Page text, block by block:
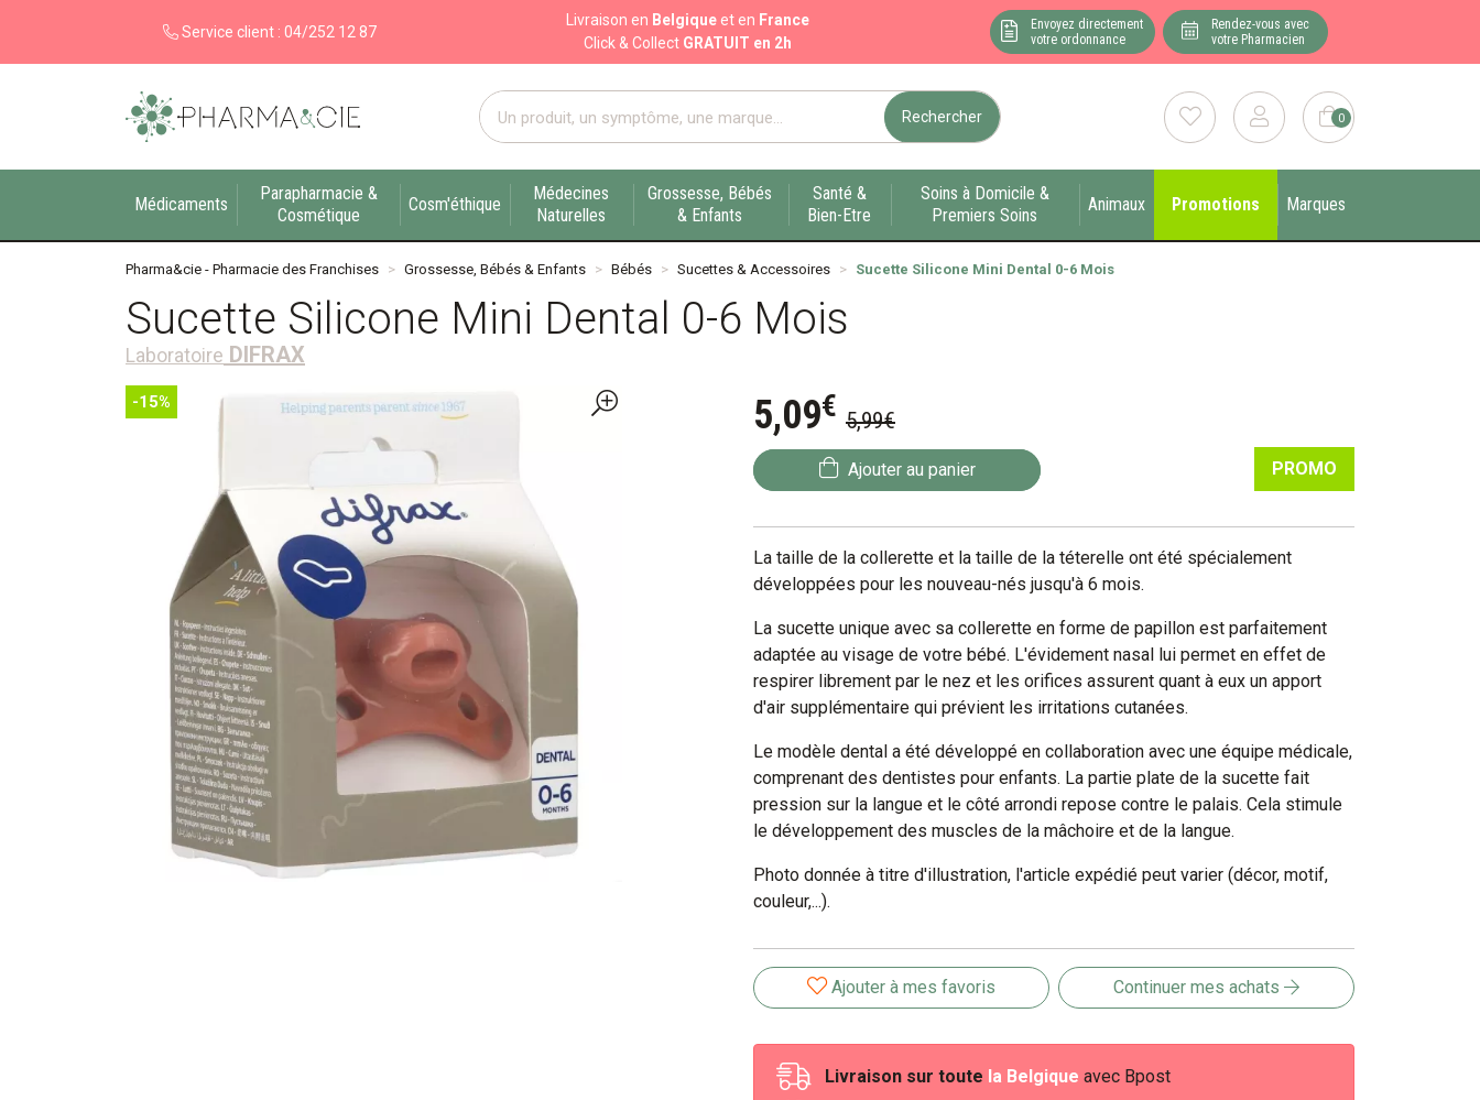
Service client : 04/252 12 87
Livraison en Belgique et en France
Click & Collect GRATUIT en 2h
Envoyez directement
votre ordonnance
Rendez-vous avec
votre Pharmacien
Pharma&cie - Pharmacie des Franchises Votre export pharmacie en ligne à votre service sur Liège 0
Rechercher
Médicaments
Parapharmacie &
Cosmétique
Cosm'éthique
Médecines
Naturelles
Grossesse, Bébés
& Enfants
Santé &
Bien-Etre
Soins à Domicile &
Premiers Soins
Animaux Promotions Marques
Pharma&cie - Pharmacie des Franchises Grossesse, Bébés & Enfants Bébés Sucettes & Accessoires Sucette Silicone Mini Dental 0-6 Mois
Sucette Silicone Mini Dental 0-6 Mois
Laboratoire DIFRAX
-15% 5,09€ 5,99€
Ajouter au panier PROMO
La taille de la collerette et la taille de la téterelle ont été spécialement
développées pour les nouveau-nés jusqu'à 6 mois.
La sucette unique avec sa collerette en forme de papillon est parfaitement
adaptée au visage de votre bébé. L'évidement nasal lui permet en effet de
respirer librement par le nez et les orifices assurent quant à eux un apport
d'air supplémentaire qui prévient les irritations cutanées.
Le modèle dental a été développé en collaboration avec une équipe médicale,
comprenant des dentistes pour enfants. La partie plate de la sucette fait
pression sur la langue et le côté arrondi repose contre le palais. Cela stimule
le développement des muscles de la mâchoire et de la langue.
Photo donnée à titre d'illustration, l'article expédié peut varier (décor, motif,
couleur,...).
Ajouter à mes favoris Continuer mes achats
Livraison sur toute la Belgique avec Bpost